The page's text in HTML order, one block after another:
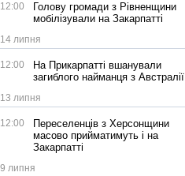
12:00
Голову громади з Рівненщини
мобілізували на Закарпатті
14 липня
12:00
На Прикарпатті вшанували
загиблого найманця з Австралії
13 липня
12:00
Переселенців з Херсонщини
масово прийматимуть і на
Закарпатті
9 липня